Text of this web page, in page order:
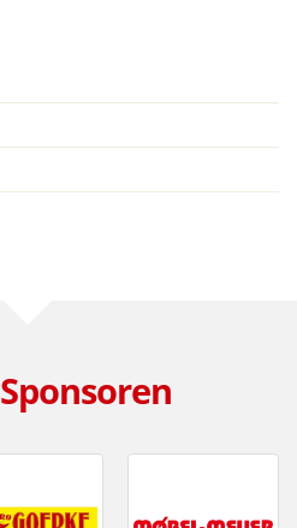
Sponsoren